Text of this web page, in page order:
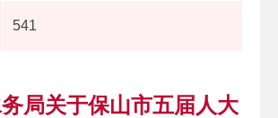
541
局关于保山市五届人大